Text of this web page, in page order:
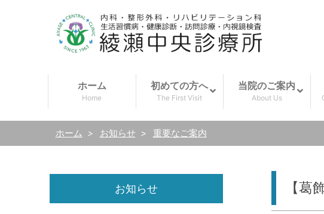
ホーム
Home
初めての方へ
The First Visit
当院のご案内
About Us
ホーム > お知らせ > 重要なご案内
【葛
お知らせ